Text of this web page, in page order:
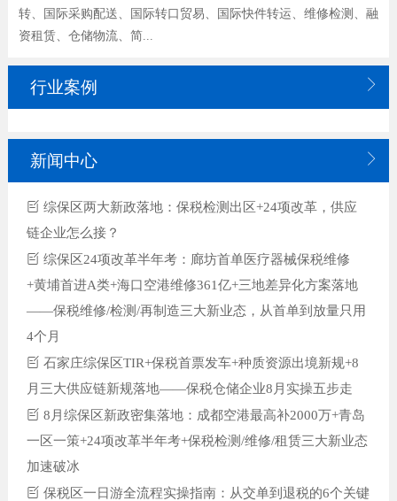
转、国际采购配送、国际转口贸易、国际快件转运、维修检测、融
资租赁、仓储物流、简...
行业案例 
新闻中心 
综保区两大新政落地：保税检测出区+24项改革，供应
链企业怎么接？
综保区24项改革半年考：廊坊首单医疗器械保税维修
+黄埔首进A类+海口空港维修361亿+三地差异化方案落地
——保税维修/检测/再制造三大新业态，从首单到放量只用
4个月
石家庄综保区TIR+保税首票发车+种质资源出境新规+8
月三大供应链新规落地——保税仓储企业8月实操五步走
8月综保区新政密集落地：成都空港最高补2000万+青岛
一区一策+24项改革半年考+保税检测/维修/租赁三大新业态
加速破冰
保税区一日游全流程实操指南：从交单到退税的6个关键